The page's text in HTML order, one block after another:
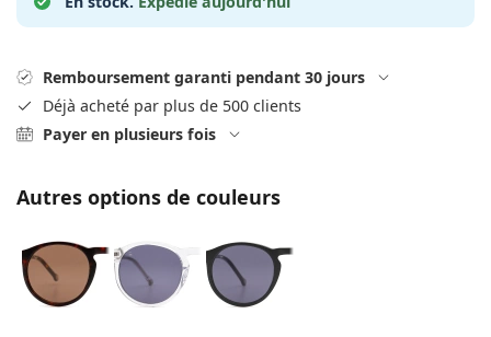
Toutes les marques
Prada
Toutes les marques
Toutes les solutions
hors ligne
Remboursement garanti pendant 30 jours
Déjà acheté par plus de 500 clients
Payer en plusieurs fois
Autres options de couleurs